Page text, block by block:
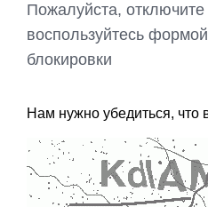
Пожалуйста,
воспользуйтесь
блокировки
Нам нужно убедиться, что